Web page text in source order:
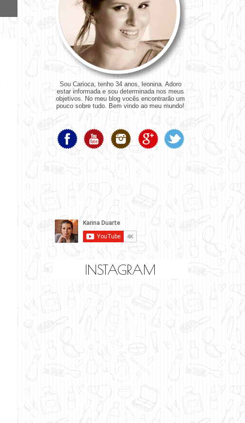
Sou Carioca, tenho 34 anos, leonina. Adoro
estar informada e sou determinada nos meus
objetivos. No meu blog vocês encontrarão um
pouco sobre tudo. Bem vindo ao meu mundo!
INSTAGRAM